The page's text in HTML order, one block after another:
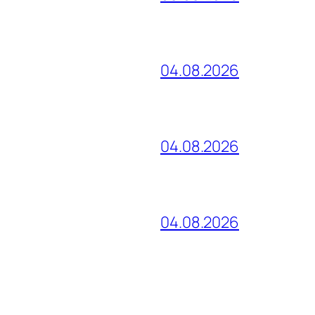
04.08.2026
04.08.2026
04.08.2026